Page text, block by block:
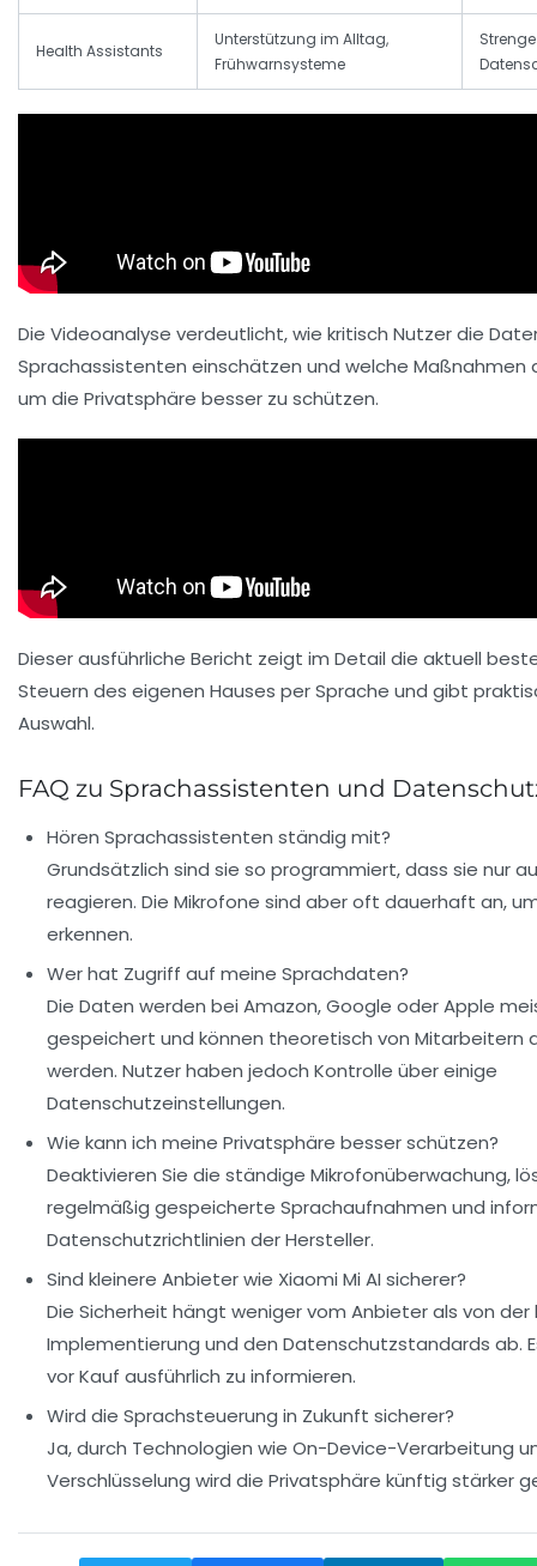
Health Assistants
Unterstützung im Alltag,
Frühwarnsysteme
Die Videoanalyse verdeutlicht, wie kritisch Nutzer die
Sprachassistenten einschätzen und welche Maßnahmen
um die Privatsphäre besser zu schützen.
Dieser ausführliche Bericht zeigt im Detail die aktuell
Steuern des eigenen Hauses per Sprache und gibt
Auswahl.
FAQ zu Sprachassistenten und
Hören Sprachassistenten ständig mit?
Grundsätzlich sind sie so programmiert, dass sie nur
reagieren. Die Mikrofone sind aber oft dauerhaft an,
erkennen.
Wer hat Zugriff auf meine Sprachdaten?
Die Daten werden bei Amazon, Google oder Apple
gespeichert und können theoretisch von Mitarbeitern
werden. Nutzer haben jedoch Kontrolle über einige
Datenschutzeinstellungen.
Wie kann ich meine Privatsphäre besser schützen?
Deaktivieren Sie die ständige Mikrofonüberwachung,
regelmäßig gespeicherte Sprachaufnahmen und
Datenschutzrichtlinien der Hersteller.
Sind kleinere Anbieter wie Xiaomi Mi AI sicherer?
Die Sicherheit hängt weniger vom Anbieter als von der
Implementierung und den Datenschutzstandards ab.
vor Kauf ausführlich zu informieren.
Wird die Sprachsteuerung in Zukunft sicherer?
Ja, durch Technologien wie On-Device-Verarbeitung
Verschlüsselung wird die Privatsphäre künftig stärker